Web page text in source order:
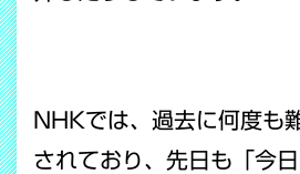
NHKでは、過去に何度も
されており、先日も「今